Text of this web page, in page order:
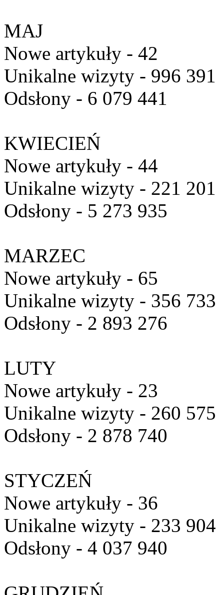
MAJ
Nowe artykuły - 42
Unikalne wizyty - 996 391
Odsłony - 6 079 441
KWIECIEŃ
Nowe artykuły - 44
Unikalne wizyty - 221 201
Odsłony - 5 273 935
MARZEC
Nowe artykuły - 65
Unikalne wizyty - 356 733
Odsłony - 2 893 276
LUTY
Nowe artykuły - 23
Unikalne wizyty - 260 575
Odsłony - 2 878 740
STYCZEŃ
Nowe artykuły - 36
Unikalne wizyty - 233 904
Odsłony - 4 037 940